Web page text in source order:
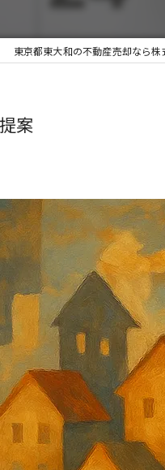
東京都東大和の不動産売却なら株
案